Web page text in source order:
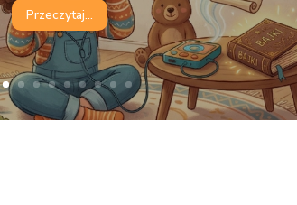
Przeczytaj...